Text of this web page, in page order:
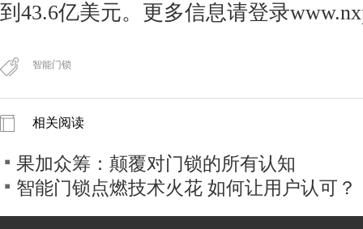
到43.6亿美元。更多信息请登录
智能门锁
相关阅读
果加众筹：颠覆对门锁的所有认知
智能门锁点燃技术火花 如何让用户认可？